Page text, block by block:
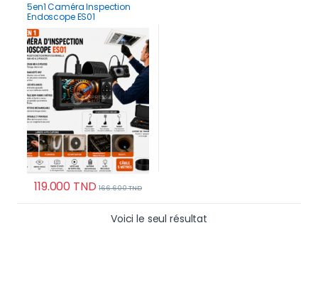
5en1 Caméra Inspection
Endoscope ES01
Professionnelle avec écran
HD 4.3 pouces
119.000 TND 166.600TND
Voici le seul résultat